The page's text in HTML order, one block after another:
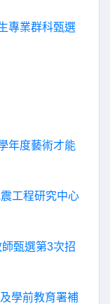
專業群科甄選
年度藝術才能
工程研究中心
甄選第3次招
學前教育署補